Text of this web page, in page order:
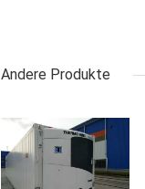
Andere Produkte